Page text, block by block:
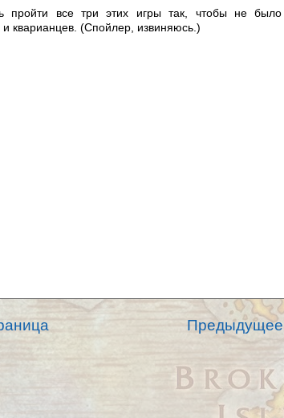
все три этих игры так, чтобы не было
кварианцев. (Спойлер, извиняюсь.)
Предыдущее